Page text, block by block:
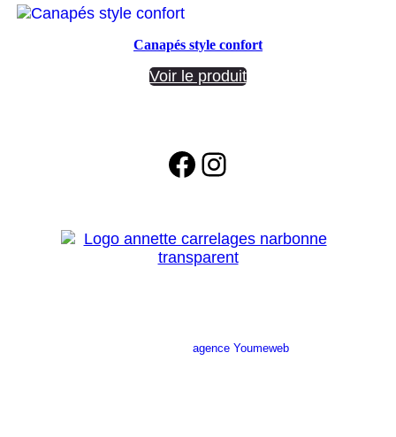
Canapés style confort
Voir le produit
Facebook
Instagram
agence Youmeweb